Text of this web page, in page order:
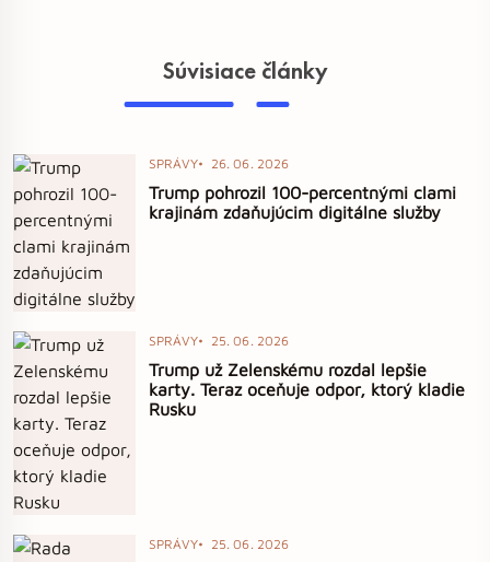
Súvisiace články
SPRÁVY 26. 06. 2026
Trump pohrozil 100-percentnými clami
krajinám zdaňujúcim digitálne služby
SPRÁVY 25. 06. 2026
Trump už Zelenskému rozdal lepšie
karty. Teraz oceňuje odpor, ktorý kladie
Rusku
SPRÁVY 25. 06. 2026